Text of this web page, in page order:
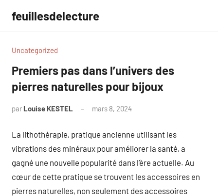
contenu
feuillesdelecture
Uncategorized
Premiers pas dans l’univers des
pierres naturelles pour bijoux
par Louise KESTEL mars 8, 2024
La lithothérapie, pratique ancienne utilisant les
vibrations des minéraux pour améliorer la santé, a
gagné une nouvelle popularité dans l’ère actuelle. Au
cœur de cette pratique se trouvent les accessoires en
pierres naturelles, non seulement des accessoires